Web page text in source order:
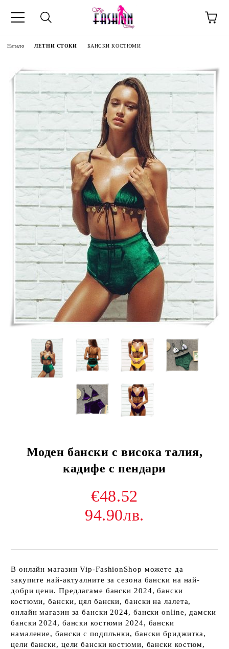
Начало ЛЕТНИ СТОКИ БАНСКИ КОСТЮМИ
Моден бански с висока талия,
кадифе с пендари
€48.52
94.90лв.
В онлайн магазин Vip-FashionShop можете да
закупите най-актуалните за сезона бански на най-
добри цени. Предлагаме бански 2024, бански
костюми, бански, цял бански, бански на лалета,
онлайн магазин за бански 2024, бански online, дамски
бански 2024, бански костюми 2024, бански
намаление, бански с подплънки, бански бриджитка,
цели бански, цели бански костюми, бански костюм,